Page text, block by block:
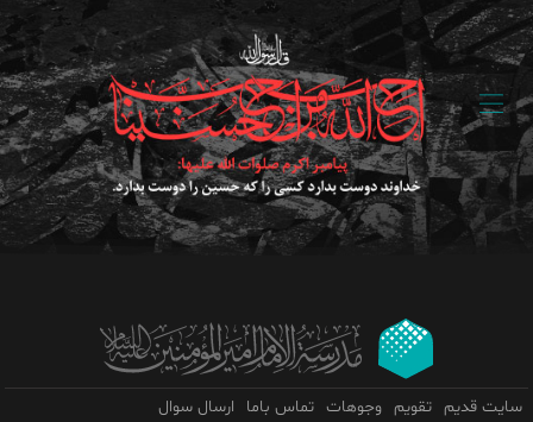
سایت قدیم تقویم وجوهات تماس باما ارسال سوال